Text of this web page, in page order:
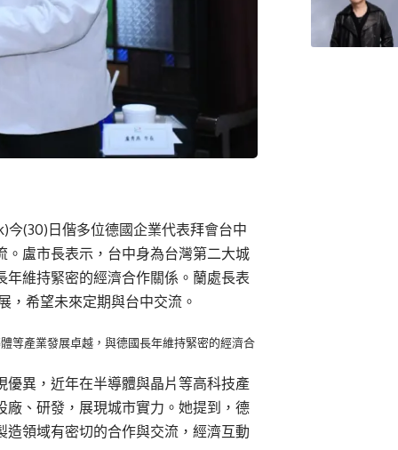
今(30)日偕多位德國企業代表拜會台中
盧市長表示，台中身為台灣第二大城
維持緊密的經濟合作關係。蘭處長表
，希望未來定期與台中交流。
等產業發展卓越，與德國長年維持緊密的經濟合
異，近年在半導體與晶片等高科技產
、研發，展現城市實力。她提到，德
領域有密切的合作與交流，經濟互動